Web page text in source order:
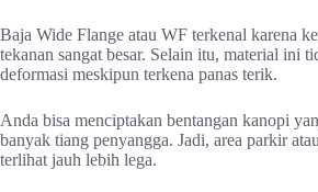
Baja Wide Flange atau WF terkenal karena
tekanan sangat besar. Selain itu, material ini
deformasi meskipun terkena panas terik.
Anda bisa menciptakan bentangan kanopi
banyak tiang penyangga. Jadi, area parkir
terlihat jauh lebih lega.